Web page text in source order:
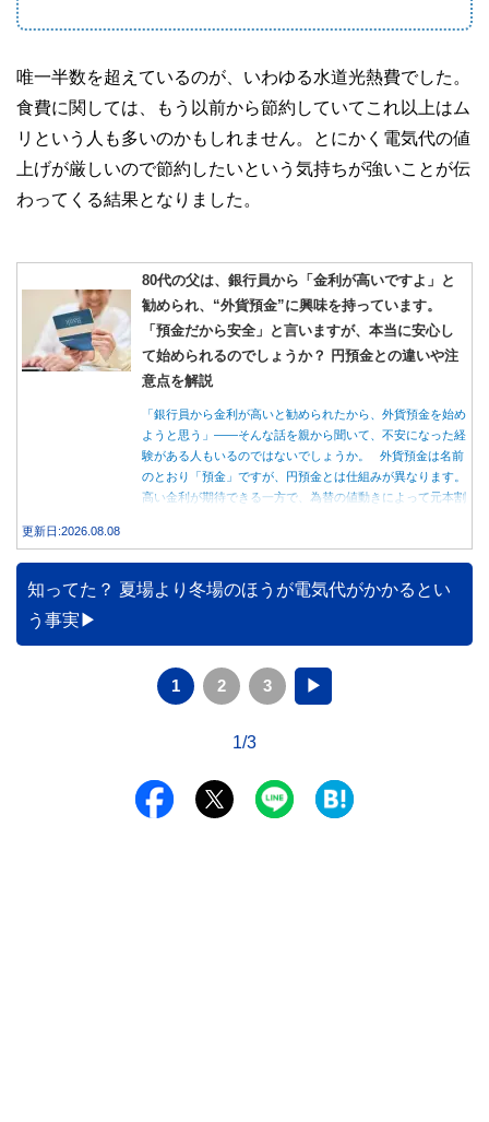
唯一半数を超えているのが、いわゆる水道光熱費でした。
食費に関しては、もう以前から節約していてこれ以上はム
リという人も多いのかもしれません。とにかく電気代の値
上げが厳しいので節約したいという気持ちが強いことが伝
わってくる結果となりました。
80代の父は、銀行員から「金利が高いですよ」と
勧められ、“外貨預金”に興味を持っています。
「預金だから安全」と言いますが、本当に安心し
て始められるのでしょうか？ 円預金との違いや注
意点を解説
「銀行員から金利が高いと勧められたから、外貨預金を始め
ようと思う」――そんな話を親から聞いて、不安になった経
験がある人もいるのではないでしょうか。 外貨預金は名前
のとおり「預金」ですが、円預金とは仕組みが異なります。
高い金利が期待できる一方で、為替の値動きによって元本割
更新日:2026.08.08
知ってた？ 夏場より冬場のほうが電気代がかかるとい
う事実
1 2 3 ▶
1/3